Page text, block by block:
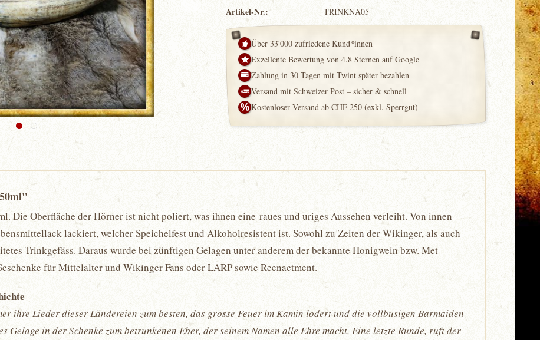
Artikel-Nr.: TRINKNA05
Über 33'000 zufriedene Kund*innen
Exzellente Bewertung von 4.8 Sternen auf Google
Zahlung in 30 Tagen mit Twint später bezahlen
Versand mit Schweizer Post – sicher & schnell
Kostenloser Versand ab CHF 250 (exkl. Sperrgut)
Die Oberfläche der Hörner ist nicht poliert, was ihnen eine raues und uriges Aussehen verleiht. Von innen
lackiert, welcher Speichelfest und Alkoholresistent ist. Sowohl zu Zeiten der Wikinger, als auch
Trinkgefäss. Daraus wurde bei zünftigen Gelagen unter anderem der bekannte Honigwein bzw. Met
für Mittelalter und Wikinger Fans oder LARP sowie Reenactment.
ihre Lieder dieser Ländereien zum besten, das grosse Feuer im Kamin lodert und die vollbusigen Barmaiden
Gelage in der Schenke zum betrunkenen Eber, der seinem Namen alle Ehre macht. Eine letzte Runde, ruft der